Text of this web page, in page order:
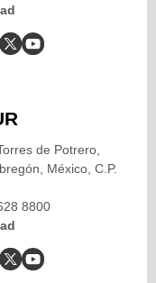
de Potrero,
México, C.P.
8800